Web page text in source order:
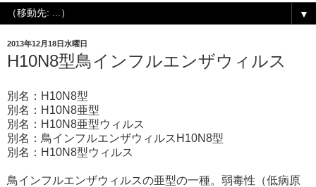
▼
2013年12月18日水曜日
H10N8型鳥インフルエンザウィルス
別名：H10N8型
別名：H10N8亜型
別名：H10N8亜型ウィルス
別名：鳥インフルエンザウィルスH10N8型
別名：H10N8型ウィルス
鳥インフルエンザウィルスの亜型の一種。弱毒性（低病原